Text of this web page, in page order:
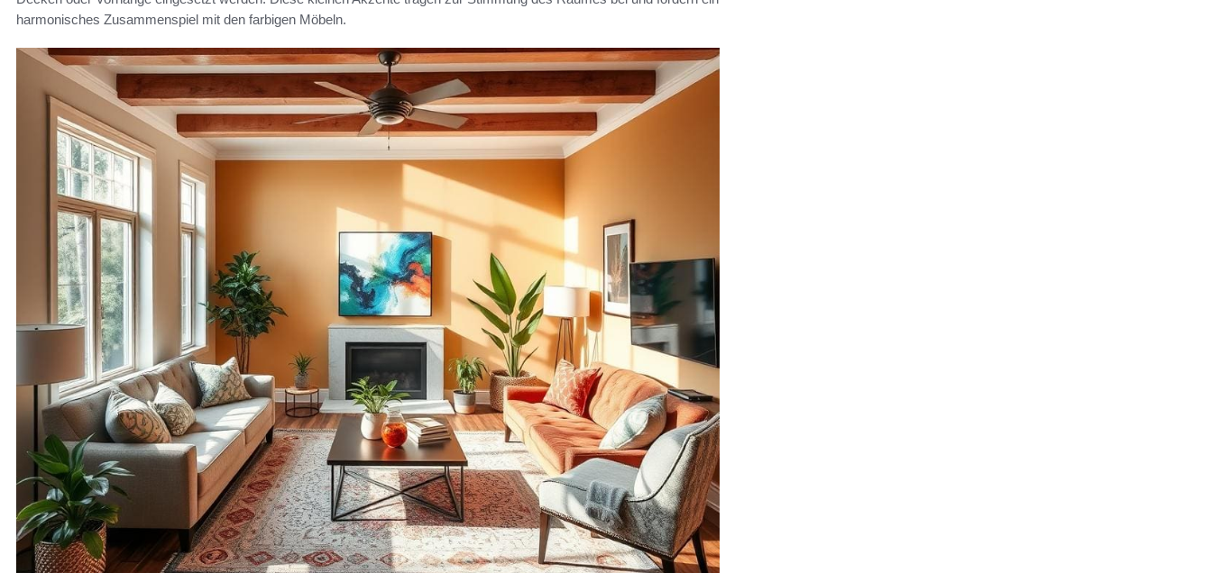
harmonisches Zusammenspiel mit den farbigen Möbeln.